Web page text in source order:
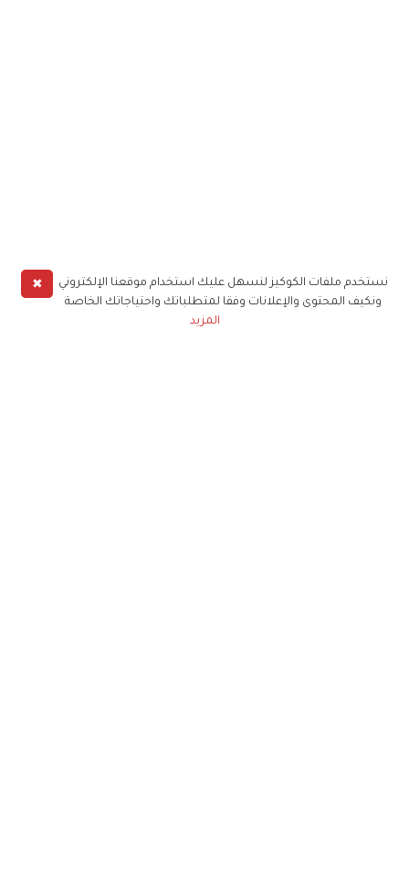
✖
نستخدم ملفات الكوكيز لنسهل عليك استخدام موقعنا الإلكتروني
ونكيف المحتوى والإعلانات وفقا لمتطلباتك واحتياجاتك الخاصة
المزيد